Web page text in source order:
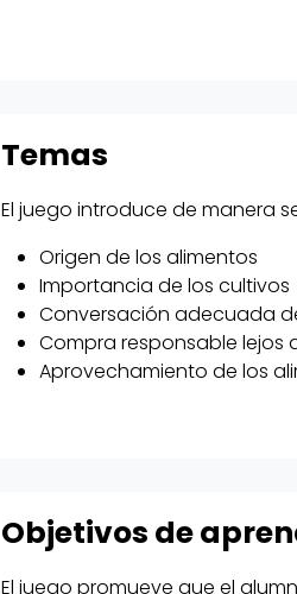
Temas
El juego introduce de manera
Origen de los alimentos
Importancia de los cultivos
Conversación adecuada
Compra responsable lejos
Aprovechamiento de los
Objetivos de
El juego promueve que el